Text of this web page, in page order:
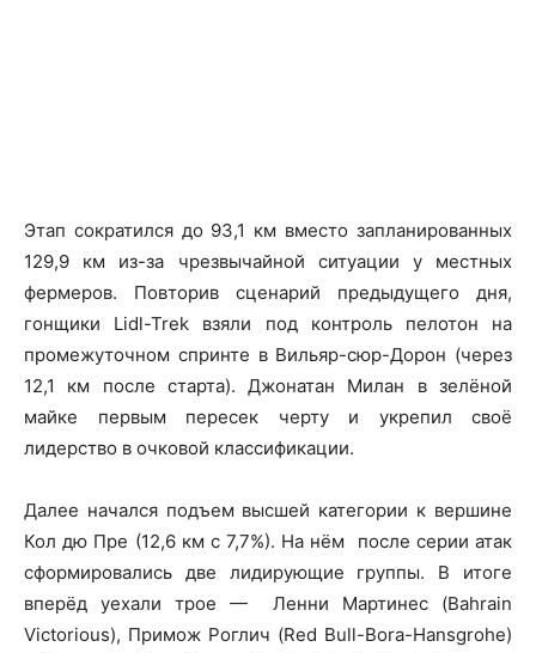
Этап сократился до 93,1 км вместо запланированных
129,9 км из-за чрезвычайной ситуации у местных
фермеров. Повторив сценарий предыдущего дня,
гонщики Lidl-Trek взяли под контроль пелотон на
промежуточном спринте в Вильяр-сюр-Дорон (через
12,1 км после старта). Джонатан Милан в зелёной
майке первым пересек черту и укрепил своё
лидерство в очковой классификации.
Далее начался подъем высшей категории к вершине
Кол дю Пре (12,6 км с 7,7%). На нём после серии атак
сформировались две лидирующие группы. В итоге
вперёд уехали трое — Ленни Мартинес (Bahrain
Victorious), Примож Роглич (Red Bull-Bora-Hansgrohe)